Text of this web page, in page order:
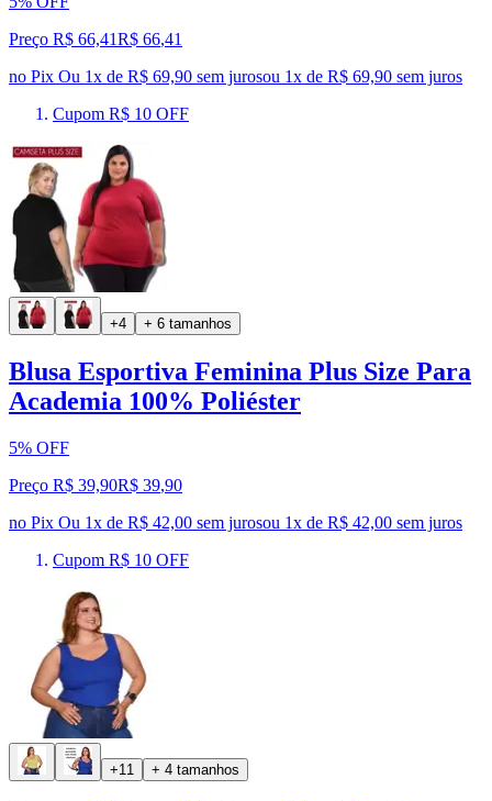
Preço R$ 66,41R$ 66,41
no Pix Ou 1x de R$ 69,90 sem jurosou 1x de R$ 69,90 sem juros
Cupom R$ 10 OFF
+4 + 6 tamanhos
Blusa Esportiva Feminina Plus Size Para
Academia 100% Poliéster
5% OFF
Preço R$ 39,90R$ 39,90
no Pix Ou 1x de R$ 42,00 sem jurosou 1x de R$ 42,00 sem juros
Cupom R$ 10 OFF
+11 + 4 tamanhos